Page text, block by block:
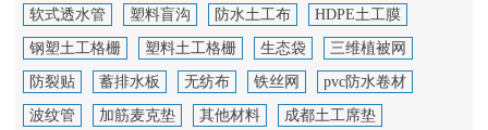
软式透水管 塑料盲沟 防水土工布 HDPE土工膜
钢塑土工格栅 塑料土工格栅 生态袋 三维植被网
防裂贴 蓄排水板 无纺布 铁丝网 pvc防水卷材
波纹管 加筋麦克垫 其他材料 成都土工席垫